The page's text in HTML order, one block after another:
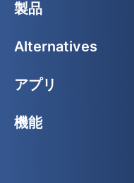
製品
Alternatives
アプリ
機能